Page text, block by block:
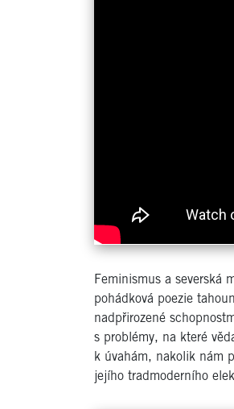
Feminismus a severská
pohádková poezie
nadpřirozené
s problémy, na které
k úvahám, nakolik nám
jejího tradmoderního